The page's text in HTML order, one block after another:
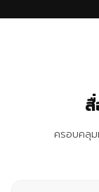
ครอบคลุ